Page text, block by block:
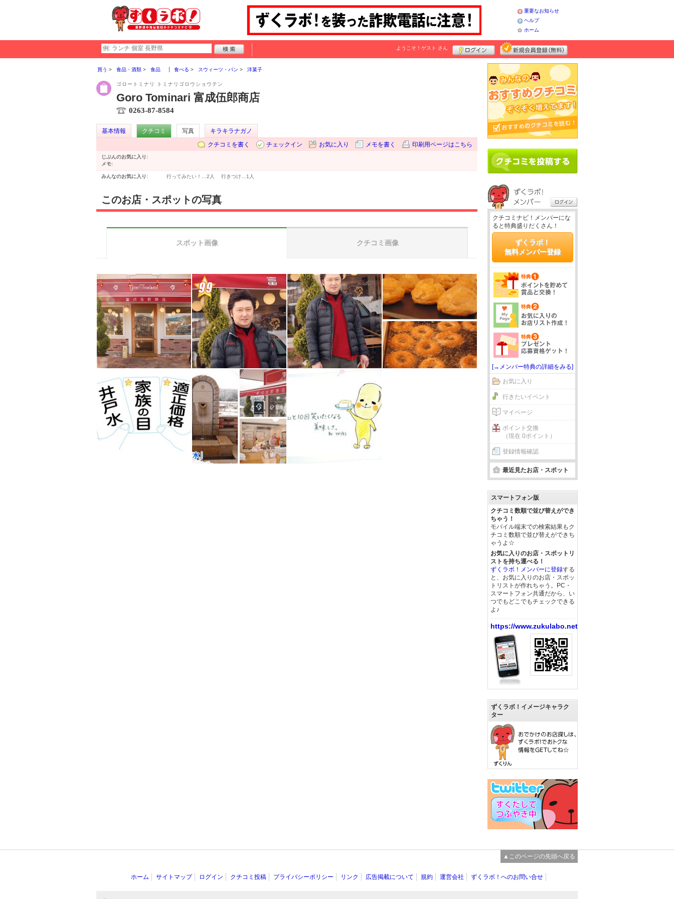
重要なお知らせ
ヘルプ
ホーム
ようこそ！ ゲスト さん
買う 食品・酒類 食品 食べる スウィーツ・パン 洋菓子
ゴロートミナリ トミナリゴロウショウテン
Goro Tominari 富成伍郎商店
0263-87-8584
基本情報 クチコミ 写真
キラキラナガノ
クチコミを書く
チェックイン お気に入り メモを書く 印刷用ページはこちら
じぶんのお気に入り:
メモ:
みんなのお気に入り: 行ってみたい！… 2人 行きつけ… 1人
このお店・スポットの写真
スポット画像 クチコミ画像
クチコミナビ！メンバーにな
ると特典盛りだくさん！
ずくラボ！
無料メンバー登録
[→メンバー特典の詳細をみる]
お気に入り
行きたいイベント
マイページ
ポイント交換
（現在 0ポイント）
登録情報確認
最近見たお店・スポット
スマートフォン版
クチコミ数順で並び替えができ
ちゃう！
モバイル端末での検索結果もク
チコミ数順で並び替えができち
ゃうよ☆
お気に入りのお店・スポットリ
ストを持ち運べる！
ずくラボ！メンバーに登録する
と、お気に入りのお店・スポッ
トリストが作れちゃう。PC・
スマートフォン共通だから、い
つでもどこでもチェックできる
よ♪
https://www.zukulabo.net/
ずくラボ！イメージキャラク
ター
▲このページの先頭へ戻る
ホーム サイトマップ ログイン クチコミ投稿 プライバシーポリシー リンク 広告掲載について 規約 運営会社 ずくラボ！へのお問い合せ